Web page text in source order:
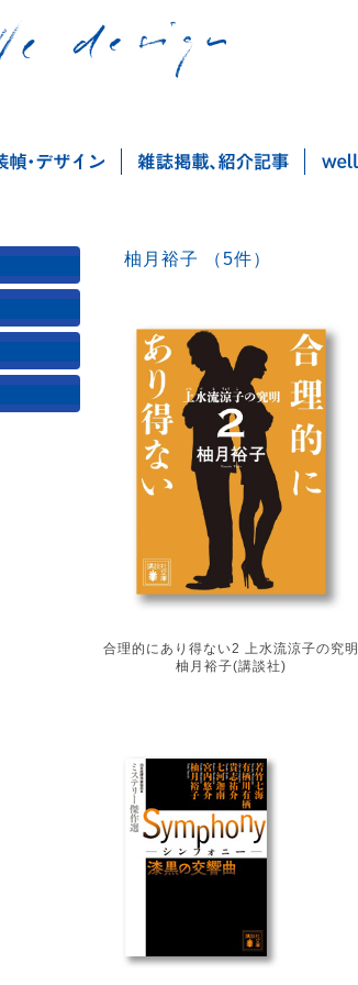
柚月裕子 （5件）
合理的にあり得ない2 上水流涼子の究明
柚月裕子(講談社)